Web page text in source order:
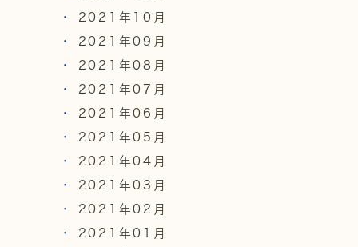
2021年10月
2021年09月
2021年08月
2021年07月
2021年06月
2021年05月
2021年04月
2021年03月
2021年02月
2021年01月